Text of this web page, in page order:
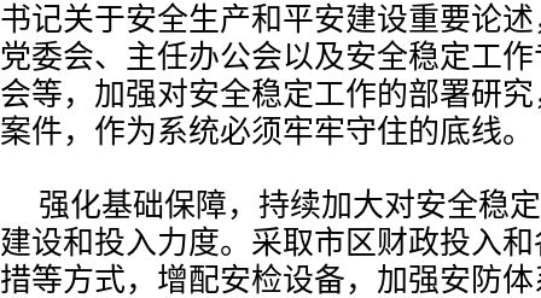
书记关于安全生产和平安建设重要论
党委会、主任办公会以及安全稳定工
会等，加强对安全稳定工作的部署研
案件，作为系统必须牢牢守住的底线。
强化基础保障，持续加大对安全稳
建设和投入力度。采取市区财政投入
措等方式，增配安检设备，加强安防